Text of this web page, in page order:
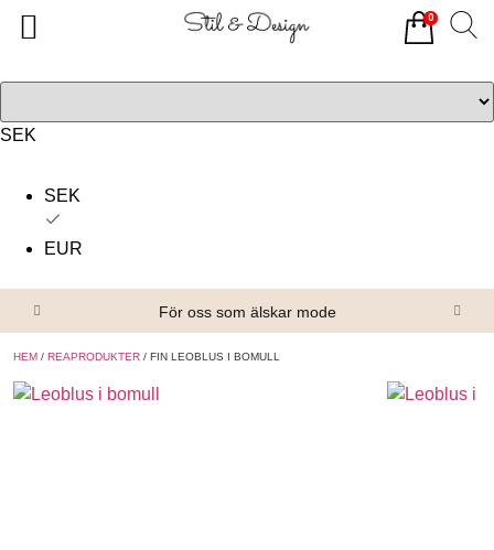
SEK
SEK
EUR
För oss som älskar mode
HEM / REAPRODUKTER / FIN LEOBLUS I BOMULL
0
Alla produkter
Om oss